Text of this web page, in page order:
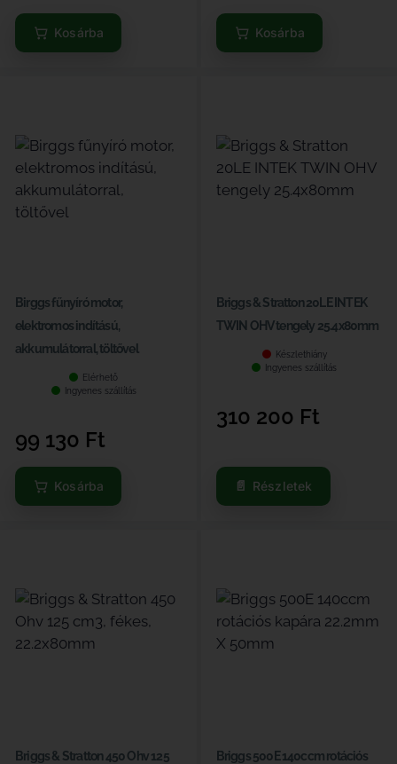
Kosárba Kosárba
Birggs fűnyíró motor,
elektromos indítású,
akkumulátorral, töltővel
Elérhető
Ingyenes szállítás
99 130 Ft
Kosárba
Briggs & Stratton 20LE INTEK
TWIN OHV tengely 25.4x80mm
Készlethiány
Ingyenes szállítás
310 200 Ft
Részletek
Briggs & Stratton 450 Ohv 125
Briggs 500E 140ccm rotációs